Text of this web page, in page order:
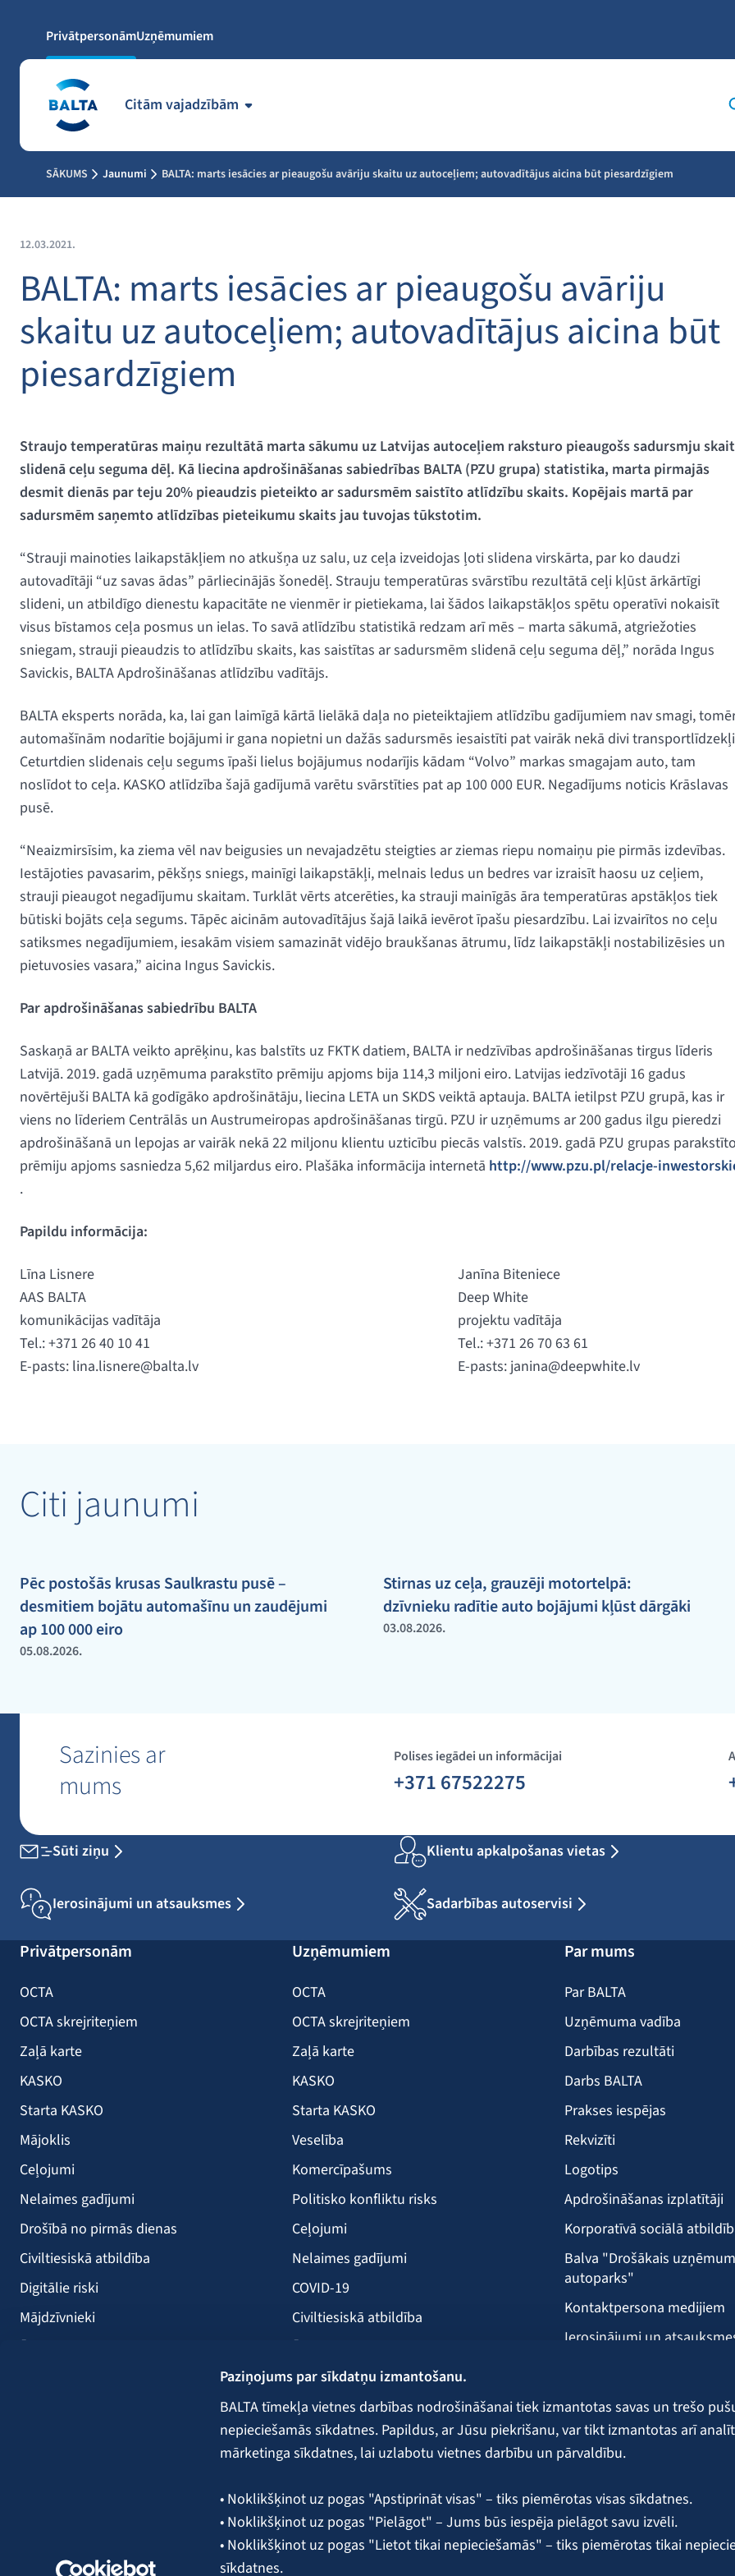
Paziņojums par sīkdatņu izmantošanu.
BALTA tīmekļa vietnes darbības nodrošināšanai tiek izmantotas savas un trešo
nepieciešamās sīkdatnes. Papildus, ar Jūsu piekrišanu, var tikt izmantotas arī
mārketinga sīkdatnes, lai uzlabotu vietnes darbību un pārvaldību.
• Noklikšķinot uz pogas "Apstiprināt visas" – tiks piemērotas visas sīkdatnes.
• Noklikšķinot uz pogas "Pielāgot" – Jums būs iespēja pielāgot savu izvēli.
• Noklikšķinot uz pogas "Lietot tikai nepieciešamās" – tiks piemērotas tikai
sīkdatnes.
PrivātpersonāmUzņēmumiem
Citām vajadzībām
SĀKUMS Jaunumi BALTA: marts iesācies ar pieaugošu avāriju skaitu uz autoceļiem; autovadītājus aicina būt piesardzīgiem
12.03.2021.
BALTA: marts iesācies ar pieaugošu avāriju
skaitu uz autoceļiem; autovadītājus aicina būt
piesardzīgiem
Straujo temperatūras maiņu rezultātā marta sākumu uz Latvijas autoceļiem raksturo pieaugošs sadursmju
slidenā ceļu seguma dēļ. Kā liecina apdrošināšanas sabiedrības BALTA (PZU grupa) statistika, marta pirmajās
desmit dienās par teju 20% pieaudzis pieteikto ar sadursmēm saistīto atlīdzību skaits. Kopējais martā par
sadursmēm saņemto atlīdzības pieteikumu skaits jau tuvojas tūkstotim.
“Strauji mainoties laikapstākļiem no atkušņa uz salu, uz ceļa izveidojas ļoti slidena virskārta, par ko daudzi
autovadītāji “uz savas ādas” pārliecinājās šonedēļ. Strauju temperatūras svārstību rezultātā ceļi kļūst ārkārtīgi
slideni, un atbildīgo dienestu kapacitāte ne vienmēr ir pietiekama, lai šādos laikapstākļos spētu operatīvi nokaisīt
visus bīstamos ceļa posmus un ielas. To savā atlīdzību statistikā redzam arī mēs – marta sākumā, atgriežoties
sniegam, strauji pieaudzis to atlīdzību skaits, kas saistītas ar sadursmēm slidenā ceļu seguma dēļ,” norāda Ingus
Savickis, BALTA Apdrošināšanas atlīdzību vadītājs.
BALTA eksperts norāda, ka, lai gan laimīgā kārtā lielākā daļa no pieteiktajiem atlīdzību gadījumiem nav smagi,
automašīnām nodarītie bojājumi ir gana nopietni un dažās sadursmēs iesaistīti pat vairāk nekā divi
Ceturtdien slidenais ceļu segums īpaši lielus bojājumus nodarījis kādam “Volvo” markas smagajam auto, tam
noslīdot to ceļa. KASKO atlīdzība šajā gadījumā varētu svārstīties pat ap 100 000 EUR. Negadījums noticis Krāslavas
pusē.
“Neaizmirsīsim, ka ziema vēl nav beigusies un nevajadzētu steigties ar ziemas riepu nomaiņu pie pirmās izdevības.
Iestājoties pavasarim, pēkšņs sniegs, mainīgi laikapstākļi, melnais ledus un bedres var izraisīt haosu uz ceļiem,
strauji pieaugot negadījumu skaitam. Turklāt vērts atcerēties, ka strauji mainīgās āra temperatūras apstākļos tiek
būtiski bojāts ceļa segums. Tāpēc aicinām autovadītājus šajā laikā ievērot īpašu piesardzību. Lai izvairītos no ceļu
satiksmes negadījumiem, iesakām visiem samazināt vidējo braukšanas ātrumu, līdz laikapstākļi nostabilizēsies un
pietuvosies vasara,” aicina Ingus Savickis.
Par apdrošināšanas sabiedrību BALTA
Saskaņā ar BALTA veikto aprēķinu, kas balstīts uz FKTK datiem, BALTA ir nedzīvības apdrošināšanas tirgus līderis
Latvijā. 2019. gadā uzņēmuma parakstīto prēmiju apjoms bija 114,3 miljoni eiro. Latvijas iedzīvotāji 16 gadus
novērtējuši BALTA kā godīgāko apdrošinātāju, liecina LETA un SKDS veiktā aptauja. BALTA ietilpst PZU grupā, kas ir
viens no līderiem Centrālās un Austrumeiropas apdrošināšanas tirgū. PZU ir uzņēmums ar 200 gadus ilgu pieredzi
apdrošināšanā un lepojas ar vairāk nekā 22 miljonu klientu uzticību piecās valstīs. 2019. gadā PZU grupas
prēmiju apjoms sasniedza 5,62 miljardus eiro. Plašāka informācija internetā http://www.pzu.pl/relacje-
.
Papildu informācija:
Līna Lisnere
AAS BALTA
komunikācijas vadītāja
Tel.: +371 26 40 10 41
E-pasts: lina.lisnere@balta.lv
Janīna Biteniece
Deep White
projektu vadītāja
Tel.: +371 26 70 63 61
E-pasts: janina@deepwhite.lv
Citi jaunumi
Pēc postošās krusas Saulkrastu pusē –
desmitiem bojātu automašīnu un zaudējumi
ap 100 000 eiro
05.08.2026.
Stirnas uz ceļa, grauzēji motortelpā:
dzīvnieku radītie auto bojājumi kļūst dārgāki
03.08.2026.
Sazinies ar
mums
Polises iegādei un informācijai
+371 67522275
Sūti ziņu Klientu apkalpošanas vietas
Ierosinājumi un atsauksmes Sadarbības autoservisi
Privātpersonām
OCTA
OCTA skrejriteņiem
Zaļā karte
KASKO
Starta KASKO
Mājoklis
Ceļojumi
Nelaimes gadījumi
Drošībā no pirmās dienas
Civiltiesiskā atbildība
Digitālie riski
Mājdzīvnieki
Ērces
Uzņēmumiem
OCTA
OCTA skrejriteņiem
Zaļā karte
KASKO
Starta KASKO
Veselība
Komercīpašums
Politisko konfliktu risks
Ceļojumi
Nelaimes gadījumi
COVID-19
Civiltiesiskā atbildība
Ērces
Būvniecība
Lauksaimniecība
Kravas
Garantijas, galvojumi un nodrošinājumi
Par mums
Par BALTA
Uzņēmuma vadība
Darbības rezultāti
Darbs BALTA
Prakses iespējas
Rekvizīti
Logotips
Apdrošināšanas izplatītāji
Korporatīvā sociālā
Balva "Drošākais
autoparks"
Kontaktpersona medijiem
Ierosinājumi un